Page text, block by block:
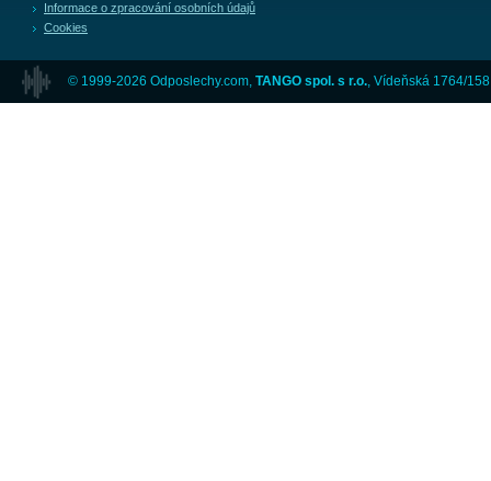
Informace o zpracování osobních údajů
Cookies
© 1999-2026 Odposlechy.com, TANGO spol. s r.o. , Vídeňská 1764/